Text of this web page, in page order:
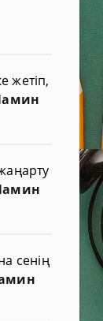
жетіп,
сенің